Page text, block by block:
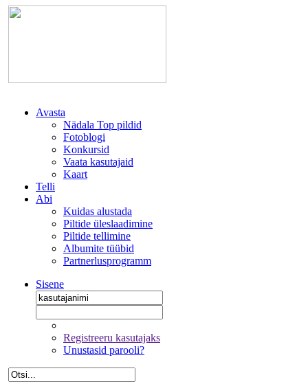
Avasta
Nädala Top pildid
Fotoblogi
Konkursid
Vaata kasutajaid
Kaart
Telli
Abi
Kuidas alustada
Piltide üleslaadimine
Piltide tellimine
Albumite tüübid
Partnerlusprogramm
Sisene
Registreeru kasutajaks
Unustasid parooli?